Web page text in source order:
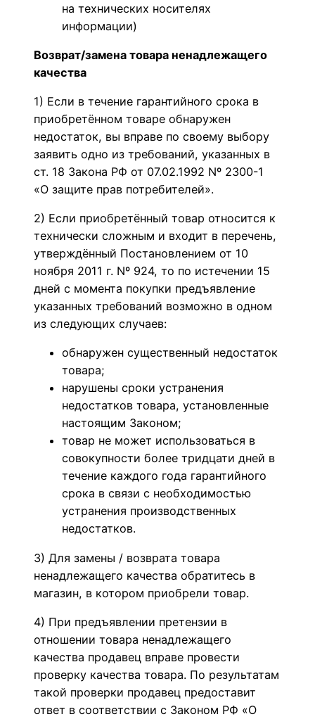
на технических носителях
информации)
Возврат/замена товара ненадлежащего
качества
1) Если в течение гарантийного срока в
приобретённом товаре обнаружен
недостаток, вы вправе по своему выбору
заявить одно из требований, указанных в
ст. 18 Закона РФ от 07.02.1992 Nº 2300-1
«О защите прав потребителей».
2) Если приобретённый товар относится к
технически сложным и входит в перечень,
утверждённый Постановлением от 10
ноября 2011 г. Nº 924, то по истечении 15
дней с момента покупки предъявление
указанных требований возможно в одном
из следующих случаев:
обнаружен существенный недостаток
товара;
нарушены сроки устранения
недостатков товара, установленные
настоящим Законом;
товар не может использоваться в
совокупности более тридцати дней в
течение каждого года гарантийного
срока в связи с необходимостью
устранения производственных
недостатков.
3) Для замены / возврата товара
ненадлежащего качества обратитесь в
магазин, в котором приобрели товар.
4) При предъявлении претензии в
отношении товара ненадлежащего
качества продавец вправе провести
проверку качества товара. По результатам
такой проверки продавец предоставит
ответ в соответствии с Законом РФ «О